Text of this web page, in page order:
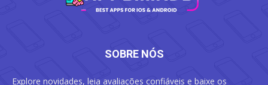
SOBRE NÓS
Explore novidades, leia avaliações confiáveis e baixe os